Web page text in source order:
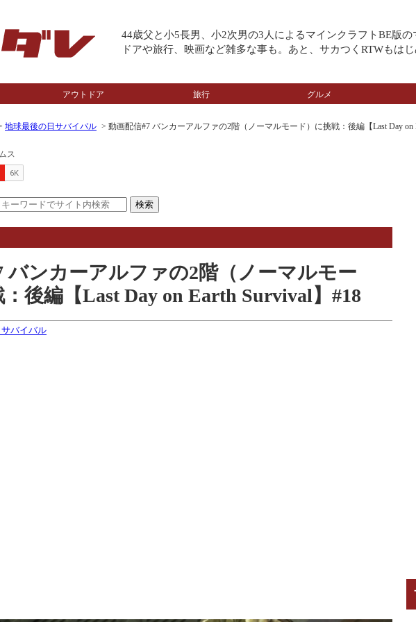
44歳父と小5長男、小2次男の3人によるマインクラフトBE版
ドアや旅行、映画など雑多な事も。あと、サカつくRTWもはじ
アウトドア 旅行 グルメ
地球最後の日サバイバル 動画配信#7 バンカーアルファの2階（ノーマルモード）に挑戦：後編【Last Day on
バンカーアルファの2階（ノーマルモー
：後編【Last Day on Earth Survival】#18
バイバル